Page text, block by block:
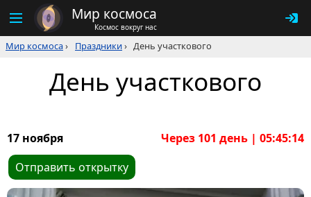
Мир космоса
Космос вокруг нас
Мир космоса› Праздники› День участкового
День участкового
17 ноября
Через 101 день | 05:45:13
Отправить открытку